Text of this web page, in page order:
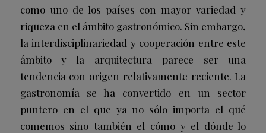
como uno de los países con mayor variedad y
riqueza en el ámbito gastronómico. Sin embargo,
la interdisciplinariedad y cooperación entre este
ámbito y la arquitectura parece ser una
tendencia con origen relativamente reciente. La
gastronomía se ha convertido en un sector
puntero en el que ya no sólo importa el qué
comemos sino también el cómo y el dónde lo